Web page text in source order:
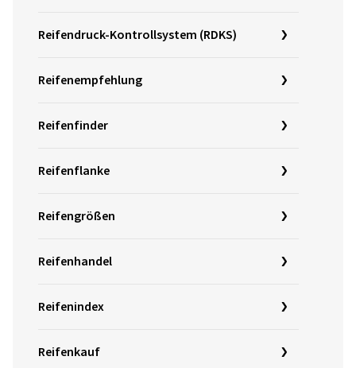
Reifendruck-Kontrollsystem (RDKS)
Reifenempfehlung
Reifenfinder
Reifenflanke
Reifengrößen
Reifenhandel
Reifenindex
Reifenkauf